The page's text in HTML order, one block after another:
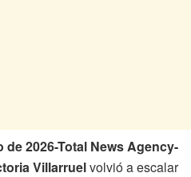
2026-Total News Agency-
Villarruelvolvió a escalar